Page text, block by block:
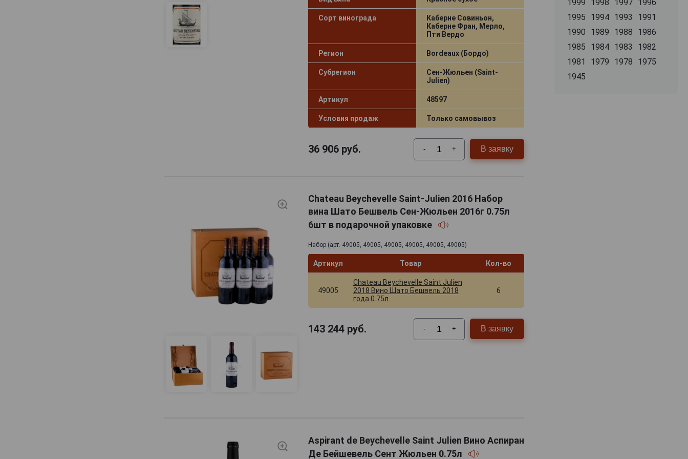
Сорт винограда
Каберне Совиньон,
Каберне Фран, Мерло,
Пти Вердо
Регион Bordeaux (Бордо)
Субрегион
Сен-Жюльен (Saint-
Julien)
Артикул 48597
Условия продаж Только самовывоз
36 906руб. - + В заявку
Chateau Beychevelle Saint-Julien 2016 Набор
вина Шато Бешвель Сен-Жюльен 2016г 0.75л
6шт в подарочной упаковке
Набор (арт. 49005, 49005, 49005, 49005, 49005, 49005)
Артикул Товар Кол-во
49005
Chateau Beychevelle Saint Julien
2018 Вино Шато Бешвель 2018
года 0.75л
6
143 244руб. - + В заявку
Aspirant de Beychevelle Saint Julien Вино Аспиран
Де Бейшевель Сент Жюльен 0.75л
1999
1998 1997 1996
1995
1994 1993
1991
1990
1989 1988
1986
1985
1984 1983
1982
1981
1979 1978
1975
1945